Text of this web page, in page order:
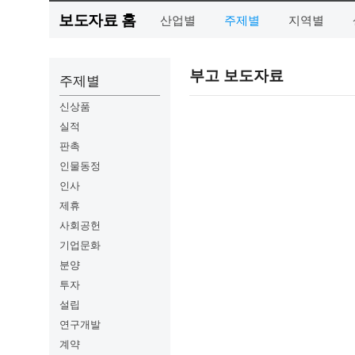
보도자료 홈 산업별 주제별 지역별
주제별
신상품
실적
판촉
인물동정
인사
제휴
사회공헌
기업문화
분양
투자
설립
연구개발
계약
부고 보도자료